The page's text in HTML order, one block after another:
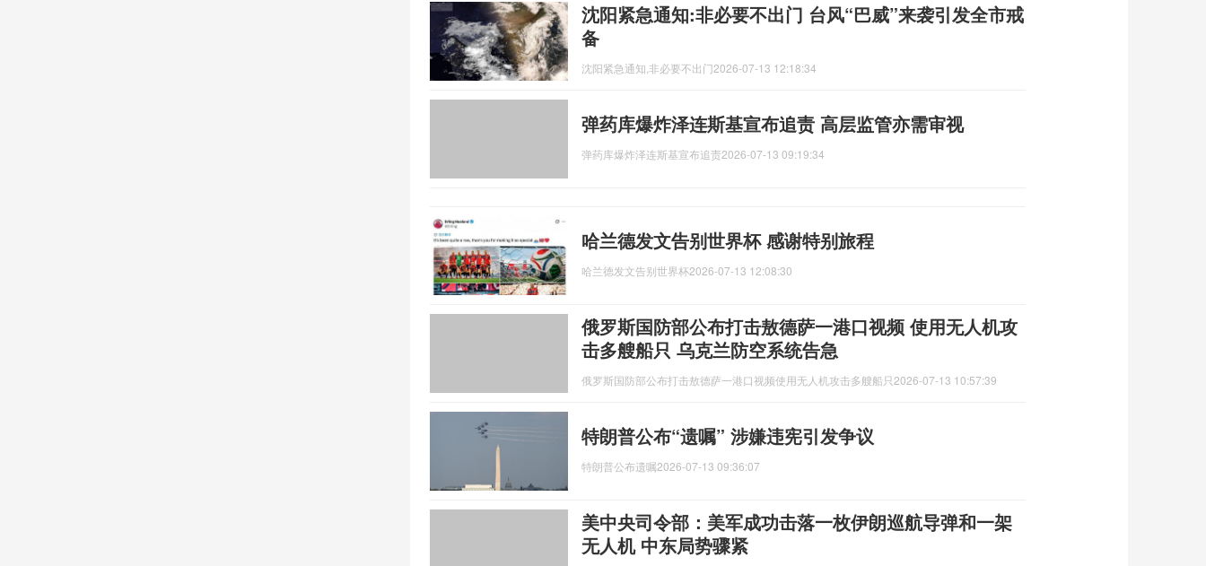
沈阳紧急通知:非必要不出门 台风“巴威”来袭引发全市戒
备
沈阳紧急通知,非必要不出门2026-07-13 12:18:34
弹药库爆炸泽连斯基宣布追责 高层监管亦需审视
弹药库爆炸泽连斯基宣布追责2026-07-13 09:19:34
哈兰德发文告别世界杯 感谢特别旅程
哈兰德发文告别世界杯2026-07-13 12:08:30
俄罗斯国防部公布打击敖德萨一港口视频 使用无人机攻
击多艘船只 乌克兰防空系统告急
俄罗斯国防部公布打击敖德萨一港口视频使用无人机攻击多艘船只2026-07-13 10:57:39
特朗普公布“遗嘱” 涉嫌违宪引发争议
特朗普公布遗嘱2026-07-13 09:36:07
美中央司令部：美军成功击落一枚伊朗巡航导弹和一架
无人机 中东局势骤紧